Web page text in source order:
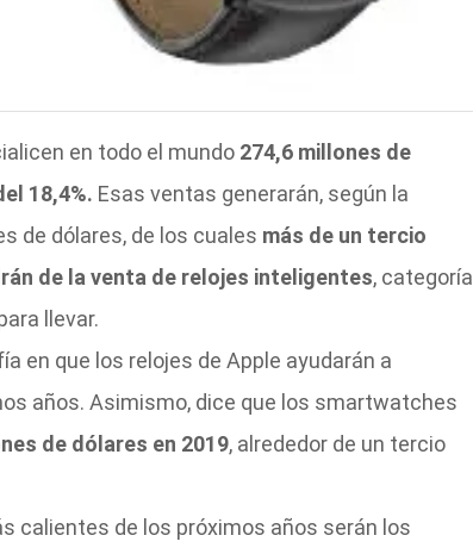
en todo el mundo 274,6 millones de
18,4%. Esas ventas generarán, según la
de dólares, de los cuales más de un tercio
de la venta de relojes inteligentes, categoría
llevar.
en que los relojes de Apple ayudarán a
años. Asimismo, dice que los smartwatches
de dólares en 2019, alrededor de un tercio
calientes de los próximos años serán los